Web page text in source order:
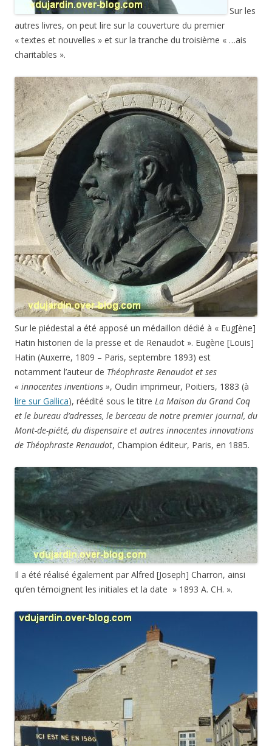
Sur les
autres livres, on peut lire sur la couverture du premier
« textes et nouvelles » et sur la tranche du troisième « …ais
charitables ».
Sur le piédestal a été apposé un médaillon dédié à « Eug[ène]
Hatin historien de la presse et de Renaudot ». Eugène [Louis]
Hatin (Auxerre, 1809 – Paris, septembre 1893) est
notamment l’auteur de Théophraste Renaudot et ses
« innocentes inventions », Oudin imprimeur, Poitiers, 1883 (à
lire sur Gallica), réédité sous le titre La Maison du Grand Coq
et le bureau d’adresses, le berceau de notre premier journal, du
Mont-de-piété, du dispensaire et autres innocentes innovations
de Théophraste Renaudot, Champion éditeur, Paris, en 1885.
Il a été réalisé également par Alfred [Joseph] Charron, ainsi
qu’en témoignent les initiales et la date » 1893 A. CH. ».